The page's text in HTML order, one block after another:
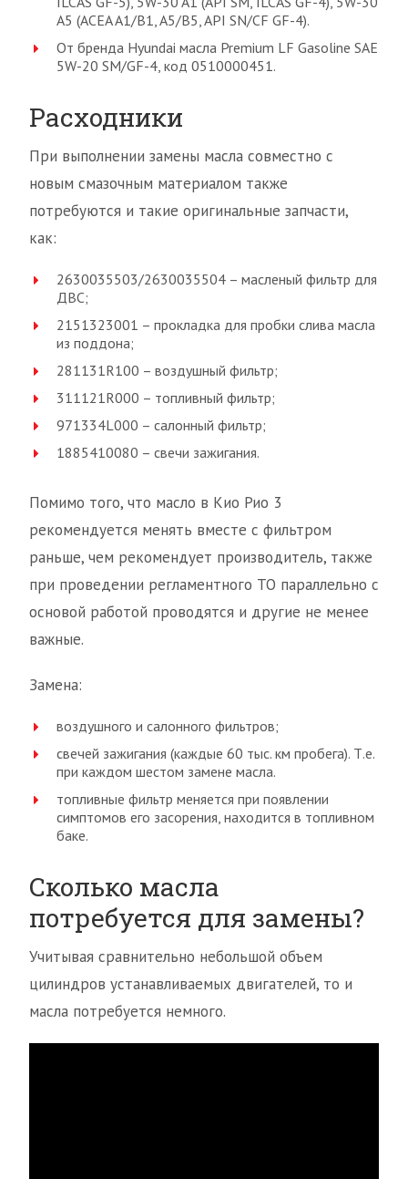
A5 (ACEA A1/B1, A5/B5, API SN/CF GF-4).
От бренда Hyundai масла Premium LF Gasoline SAE
5W-20 SM/GF-4, код 0510000451.
Расходники
При выполнении замены масла совместно с
новым смазочным материалом также
потребуются и такие оригинальные запчасти,
как:
2630035503/2630035504 – масленый фильтр для
ДВС;
2151323001 – прокладка для пробки слива масла
из поддона;
281131R100 – воздушный фильтр;
311121R000 – топливный фильтр;
971334L000 – салонный фильтр;
1885410080 – свечи зажигания.
Помимо того, что масло в Кио Рио 3
рекомендуется менять вместе с фильтром
раньше, чем рекомендует производитель, также
при проведении регламентного ТО параллельно с
основой работой проводятся и другие не менее
важные.
Замена:
воздушного и салонного фильтров;
свечей зажигания (каждые 60 тыс. км пробега). Т.е.
при каждом шестом замене масла.
топливные фильтр меняется при появлении
симптомов его засорения, находится в топливном
баке.
Сколько масла
потребуется для замены?
Учитывая сравнительно небольшой объем
цилиндров устанавливаемых двигателей, то и
масла потребуется немного.